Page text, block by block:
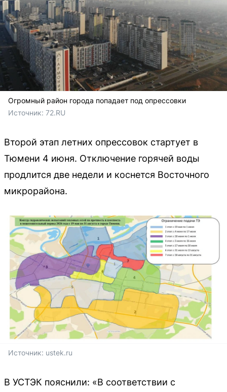
Огромный район города попадает под опрессовки
Источник: 72.RU
Второй этап летних опрессовок стартует в
Тюмени 4 июня. Отключение горячей воды
продлится две недели и коснется Восточного
микрорайона.
Источник: ustek.ru
В УСТЭК пояснили: «В соответствии с